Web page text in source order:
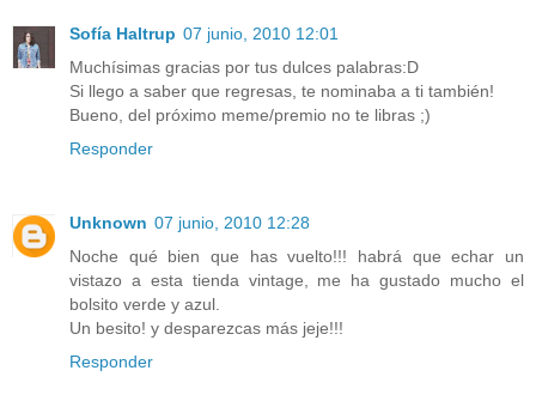
Sofía Haltrup 07 junio, 2010 12:01
Muchísimas gracias por tus dulces palabras:D
Si llego a saber que regresas, te nominaba a ti también!
Bueno, del próximo meme/premio no te libras ;)
Responder
Unknown 07 junio, 2010 12:28
Noche qué bien que has vuelto!!! habrá que echar un
vistazo a esta tienda vintage, me ha gustado mucho el
bolsito verde y azul.
Un besito! y desparezcas más jeje!!!
Responder